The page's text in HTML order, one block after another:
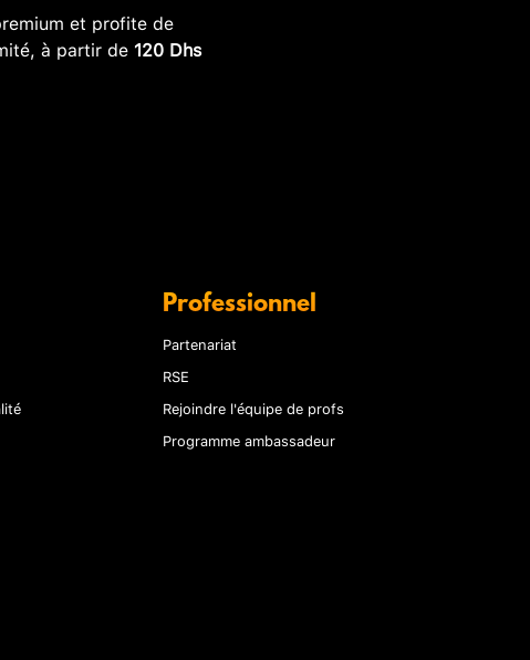
et profite de
à partir de 120 Dhs
Professionnel
Partenariat
RSE
Rejoindre l'équipe de profs
Programme ambassadeur